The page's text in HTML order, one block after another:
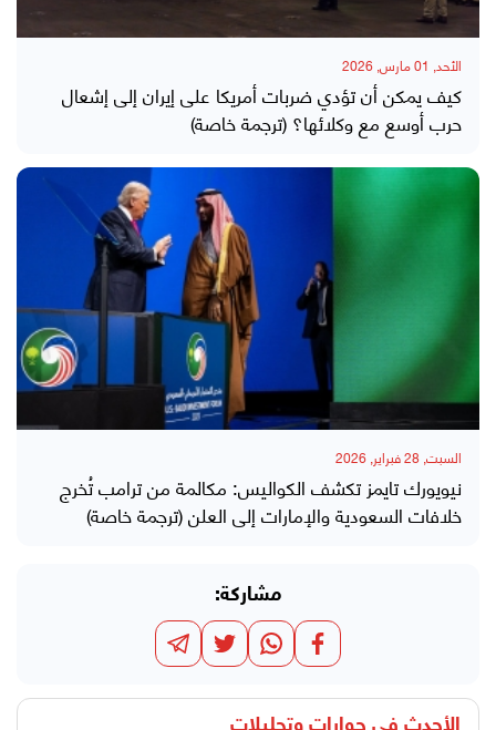
الأحد, 01 مارس, 2026
كيف يمكن أن تؤدي ضربات أمريكا على إيران إلى إشعال
حرب أوسع مع وكلائها؟ (ترجمة خاصة)
السبت, 28 فبراير, 2026
نيويورك تايمز تكشف الكواليس: مكالمة من ترامب تُخرج
خلافات السعودية والإمارات إلى العلن (ترجمة خاصة)
مشاركة: